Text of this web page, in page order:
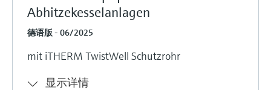
Abhitzekesselanlagen
德语版 - 06/2025
mit iTHERM TwistWell Schutzrohr
显示详情